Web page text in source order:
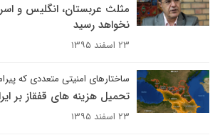
مثلث عربستان، انگلیس و
نخواهد رسید
۲۳ اسفند ۱۳۹۵
ساختارهای امنیتی متعددی که
تحمیل هزینه های قفقاز بر
۲۳ اسفند ۱۳۹۵